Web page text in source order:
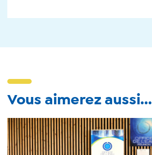
Vous aimerez aussi...